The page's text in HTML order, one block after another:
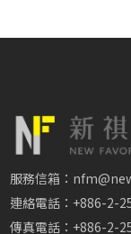
服務信箱：
連絡電話：+886-2-
傳真電話：+886-2-